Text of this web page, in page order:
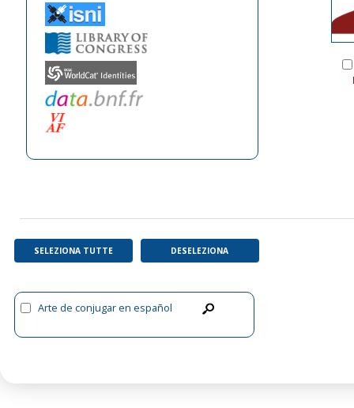
SELEZIONA TUTTE DESELEZIONA
Arte de conjugar en español